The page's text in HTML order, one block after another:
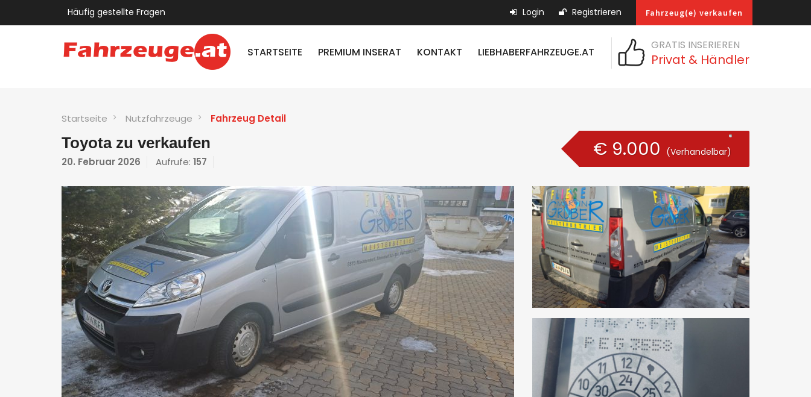
Häufig gestellte Fragen Login Registrieren Fahrzeug(e) verkaufen
STARTSEITE PREMIUM INSERAT KONTAKT LIEBHABERFAHRZEUGE.AT
GRATIS INSERIEREN
Privat & Händler
Startseite Nutzfahrzeuge Fahrzeug Detail
Toyota zu verkaufen
20. Februar 2026 Aufrufe: 157
€ 9.000 (Verhandelbar)